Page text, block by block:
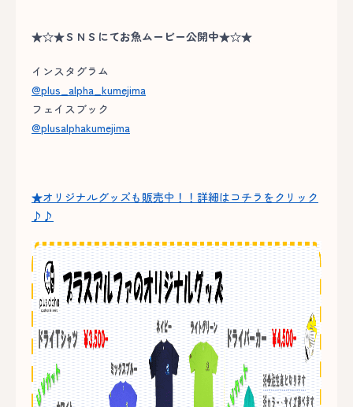
★☆★ＳＮＳにてお魚ムービー公開中★☆★
インスタグラム
@plus_alpha_kumejima
フェイスブック
@plusalphakumejima
★オリジナルグッズも販売中！！詳細はコチラをクリック
♪♪